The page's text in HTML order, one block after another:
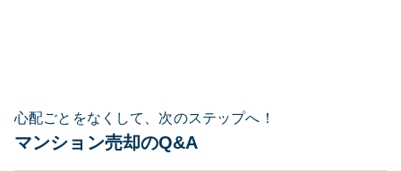
心配ごとをなくして、次のステップへ！
マンション売却のQ&A